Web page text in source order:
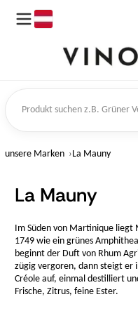
suchen
unsere Marken La Mauny
La Mauny
Im Süden von Martinique liegt
1749 wie ein grünes
beginnt der Duft von Rhum
zügig vergoren, dann steigt er
Créole auf, einmal destilliert
Frische, Zitrus, feine Ester.